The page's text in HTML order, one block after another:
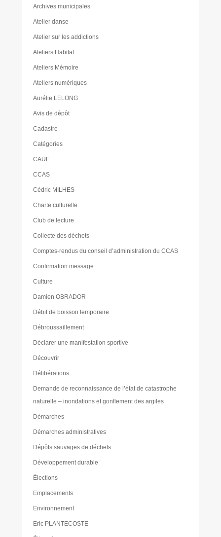
Archives municipales
Atelier danse
Atelier sur les addictions
Ateliers Habitat
Ateliers Mémoire
Ateliers numériques
Aurélie LELONG
Avis de dépôt
Cadastre
Catégories
CAUE
CCAS
Cédric MILHES
Charte culturelle
Club de lecture
Collecte des déchets
Comptes-rendus du conseil d’administration du CCAS
Confirmation message
Culture
Damien OBRADOR
Débit de boisson temporaire
Débroussaillement
Déclarer une manifestation sportive
Découvrir
Délibérations
Demande de reconnaissance de l’état de catastrophe
naturelle – inondations et gonflement des argiles
Démarches
Démarches administratives
Dépôts sauvages de déchets
Développement durable
Élections
Emplacements
Environnement
Eric PLANTECOSTE